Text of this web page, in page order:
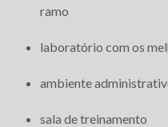
ramo
laboratório com os
ambiente
sala de treinamento